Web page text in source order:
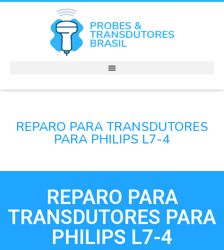
REPARO PARA TRANSDUTORES
PARA PHILIPS L7-4
REPARO PARA
TRANSDUTORES PARA
PHILIPS L7-4